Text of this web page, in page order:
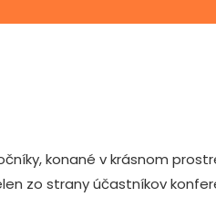
konané v krásnom
zo strany účastníkov